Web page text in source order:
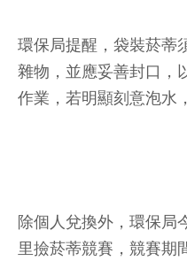
環保局提醒，袋裝菸蒂
雜物，並應妥善封口，
作業，若明顯刻意泡水
除個人兌換外，環保局
里撿菸蒂競賽，競賽期